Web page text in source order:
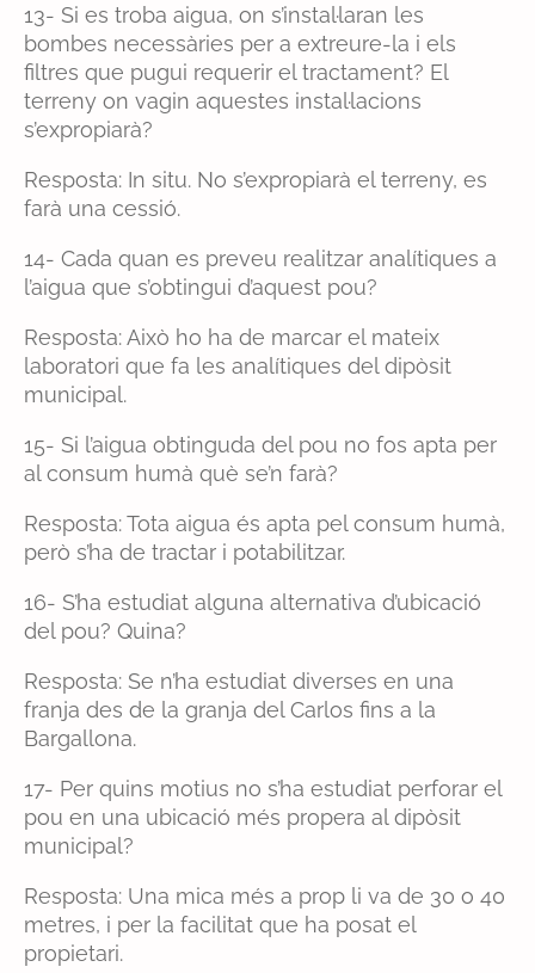
13- Si es troba aigua, on s’instal·laran les
bombes necessàries per a extreure-la i els
filtres que pugui requerir el tractament? El
terreny on vagin aquestes instal·lacions
s’expropiarà?
Resposta: In situ. No s’expropiarà el terreny, es
farà una cessió.
14- Cada quan es preveu realitzar analítiques a
l’aigua que s’obtingui d’aquest pou?
Resposta: Això ho ha de marcar el mateix
laboratori que fa les analítiques del dipòsit
municipal.
15- Si l’aigua obtinguda del pou no fos apta per
al consum humà què se’n farà?
Resposta: Tota aigua és apta pel consum humà,
però s’ha de tractar i potabilitzar.
16- S’ha estudiat alguna alternativa d’ubicació
del pou? Quina?
Resposta: Se n’ha estudiat diverses en una
franja des de la granja del Carlos fins a la
Bargallona.
17- Per quins motius no s’ha estudiat perforar el
pou en una ubicació més propera al dipòsit
municipal?
Resposta: Una mica més a prop li va de 30 o 40
metres, i per la facilitat que ha posat el
propietari.